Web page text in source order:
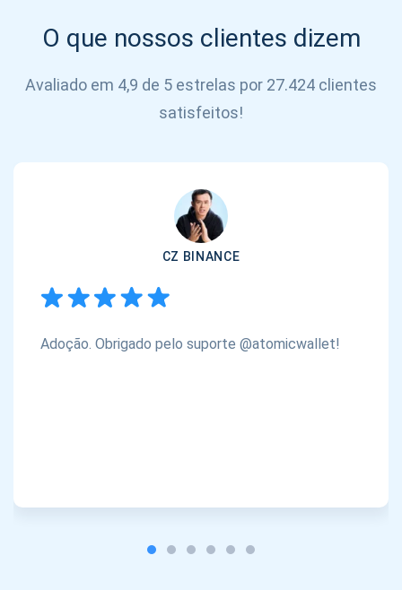
O que nossos clientes dizem
Avaliado em 4,9 de 5 estrelas por 27.424 clientes
satisfeitos!
CZ BINANCE
Adoção. Obrigado pelo suporte @atomicwallet!